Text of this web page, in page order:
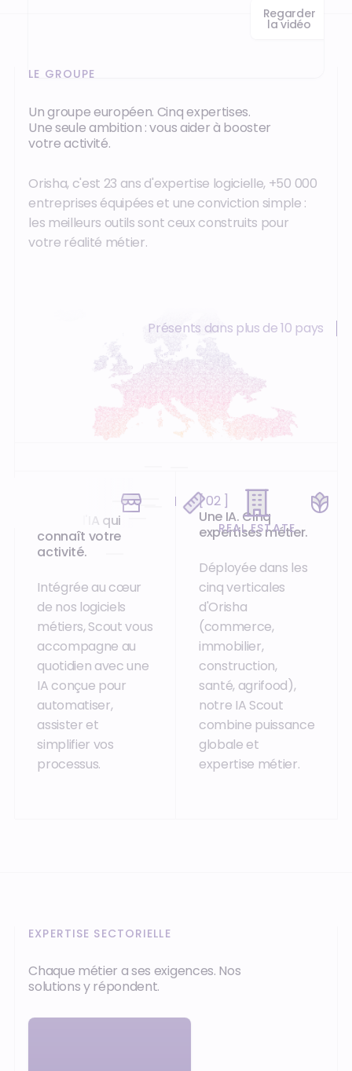
Regarder
la vidéo
LE GROUPE
Un groupe européen. Cinq expertises.
Une seule ambition : vous aider à booster
votre activité.
Orisha, c'est 23 ans d'expertise logicielle, +50 000
entreprises équipées et une conviction simple :
les meilleurs outils sont ceux construits pour
votre réalité métier.
Présents dans plus de 10 pays
Norvège
Kristiansund.
France
Paris, Nantes, Bordeaux, Lyon,
Roche-sur-Yon, ...
Suède
Stockholm.
Barcelone, Pampelune,
Séville, Logroño, Valence,
Saragosse, ...
Scout : l'IA qui
connaît votre
activité.
Intégrée au cœur
de nos logiciels
métiers, Scout vous
accompagne au
quotidien avec une
IA conçue pour
automatiser,
assister et
simplifier vos
processus.
[ 02 ]
REAL ESTATE
Une IA. Cinq
expertises métier.
Déployée dans les
cinq verticales
d'Orisha
(commerce,
immobilier,
construction,
santé, agrifood),
notre IA Scout
combine puissance
globale et
expertise métier.
EXPERTISE SECTORIELLE
Chaque métier a ses exigences. Nos
solutions y répondent.